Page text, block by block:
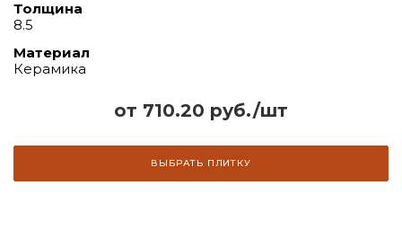
от 710.20 руб./шт
ВЫБРАТЬ ПЛИТКУ
Толщина
8.5
Материал
Керамика